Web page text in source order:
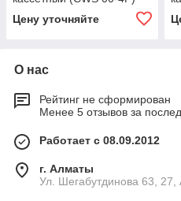
Цену уточняйте
О нас
Рейтинг не сформирован
Менее 5 отзывов за
Работает с 08.09.2012
г. Алматы
Ул. Шегабутдинова 63, 27,